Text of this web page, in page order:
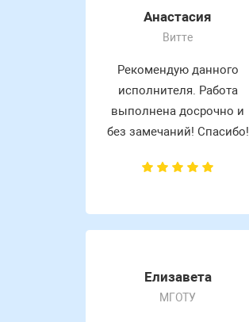
Анастасия
Витте
Рекомендую данного
исполнителя. Работа
выполнена досрочно и
без замечаний! Спасибо!
Елизавета
МГОТУ